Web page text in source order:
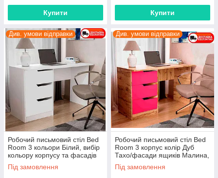
Купити Купити
Див. умови відправки
Робочий письмовий стіл Bed
Room 3 кольори Білий, вибір
кольору корпусу та фасадів
Під замовлення
Див. умови відправки
Робочий письмовий стіл Bed
Room 3 корпус колір Дуб
Тахо/фасади ящиків Малина,
вибір кольору корпусу та
фасадів
Під замовлення